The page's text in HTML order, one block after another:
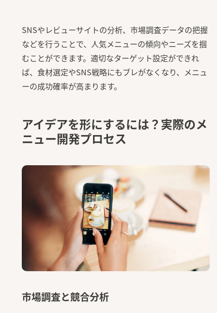
SNSやレビューサイトの分析、市場調査データの把握
などを行うことで、人気メニューの傾向やニーズを掴
むことができます。適切なターゲット設定ができれ
ば、食材選定やSNS戦略にもブレがなくなり、メニュ
ーの成功確率が高まります。
アイデアを形にするには？実際のメ
ニュー開発プロセス
市場調査と競合分析